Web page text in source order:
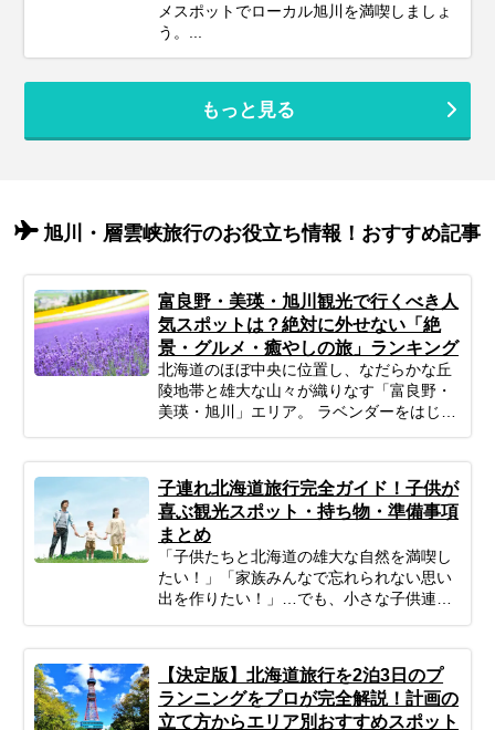
メスポットでローカル旭川を満喫しましょ
う。...
もっと見る
旭川・層雲峡旅行のお役立ち情報！おすすめ記事
富良野・美瑛・旭川観光で行くべき人
気スポットは？絶対に外せない「絶
景・グルメ・癒やしの旅」ランキング
北海道のほぼ中央に位置し、なだらかな丘
陵地帯と雄大な山々が織りなす「富良野・
美瑛・旭川」エリア。 ラベンダーをはじめ
絶品グルメは、忙しい日常を忘れて深呼吸
したい大人の女性にぴったりの場所です。
「広すぎてどう回ればいいかわからな
い…」「効率よく絶景スポットを巡りた
い」 そんなあなたのために、今回はプロの
ツアーコーディネーターが厳選した、目的
別の富良野・美瑛・旭川おすすめ観光スポ
ットをご紹介します。 絵画のような絶景か
フェまで幅広くピックアップ。初めての方
からリピーターの方まで、あなたの旅のス
タイルに合わせた「最高の北海道旅」をプ
子連れ北海道旅行完全ガイド！子供が
喜ぶ観光スポット・持ち物・準備事項
まとめ
「子供たちと北海道の雄大な自然を満喫し
たい！」「家族みんなで忘れられない思い
出を作りたい！」…でも、小さな子供連れ
心ください！ポイントを押さえてしっかり
計画すれば、子連れ北海道旅行は最高の体
験になります。 この記事では、子連れファ
ミリーが北海道旅行を思いっきり楽しむた
【決定版】北海道旅行を2泊3日のプ
ランニングをプロが完全解説！計画の
立て方からエリア別おすすめスポット